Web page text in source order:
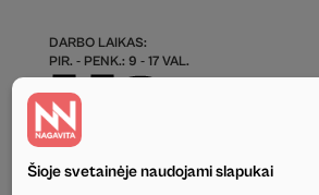
DARBO LAIKAS:
PIR. - PENK.: 9 - 17 VAL.
Šioje svetainėje naudojami slapukai